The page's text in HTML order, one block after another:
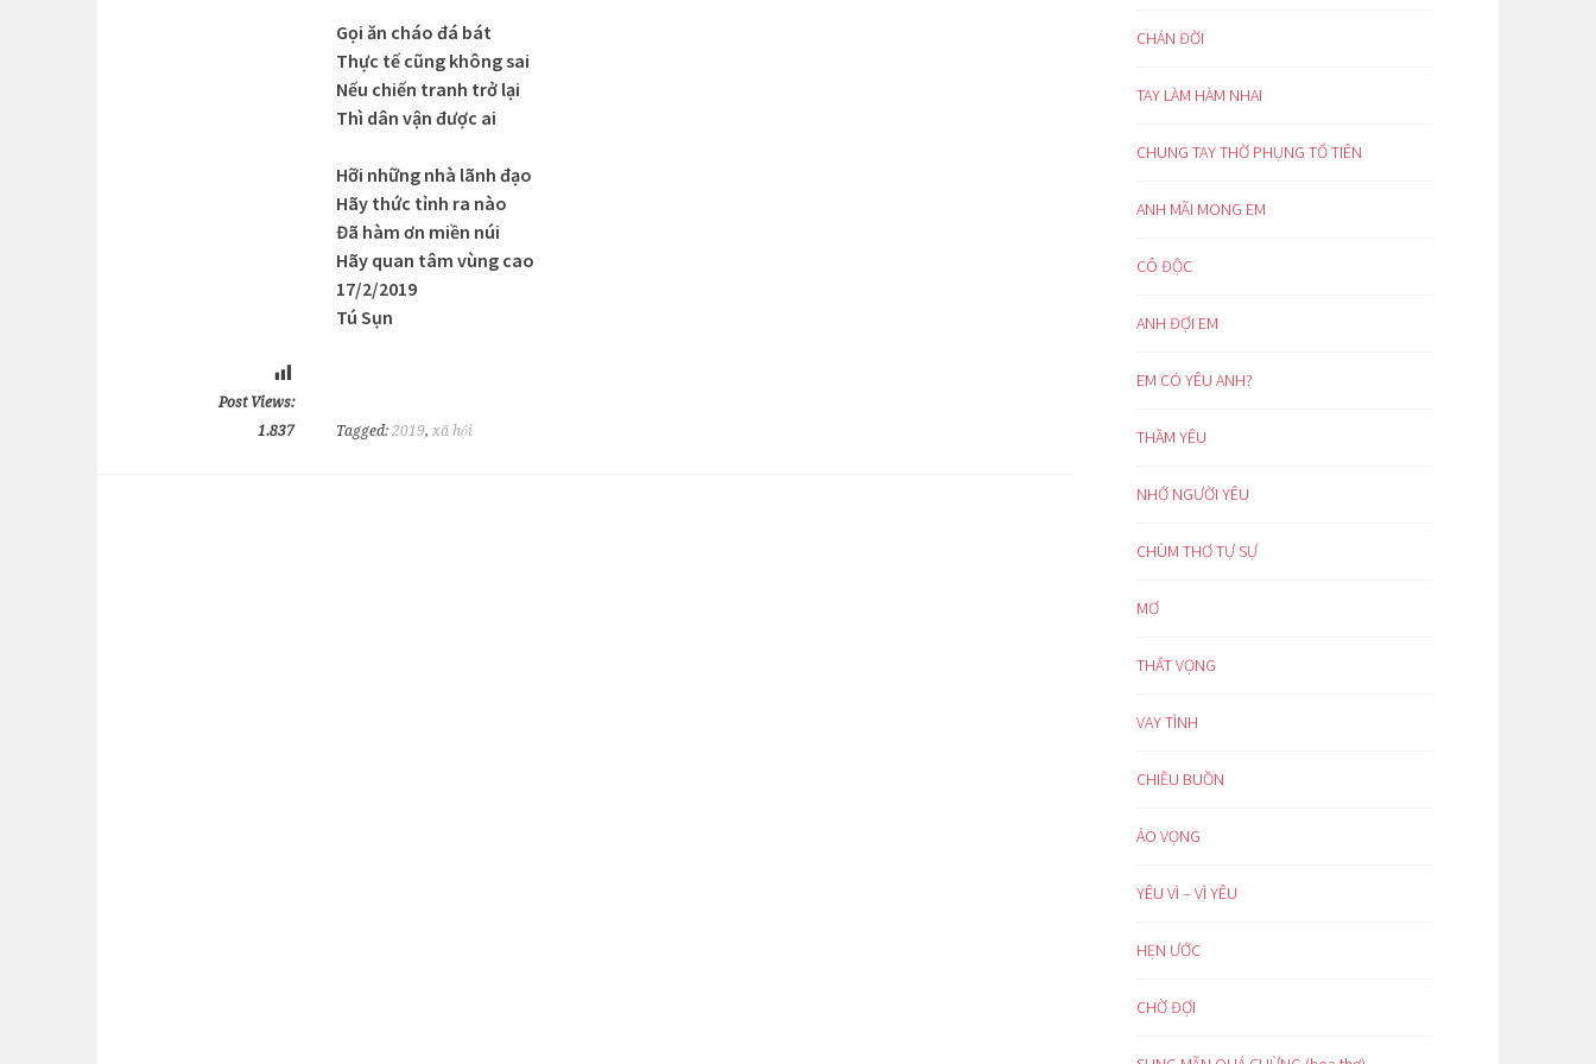
Gọi ăn cháo đá bát
Thực tế cũng không sai
Nếu chiến tranh trở lại
Thì dân vận được ai
Hỡi những nhà lãnh đạo
Hãy thức tỉnh ra nào
Đã hàm ơn miền núi
Hãy quan tâm vùng cao
17/2/2019
Tú Sụn
Post Views:
1.837
Tagged: 2019, xã hội
CHÁN ĐỜI
TAY LÀM HÀM NHAI
CHUNG TAY THỜ PHỤNG TỔ TIÊN
ANH MÃI MONG EM
CÔ ĐỘC
ANH ĐỢI EM
EM CÓ YÊU ANH?
THẦM YÊU
NHỚ NGƯỜI YÊU
CHÙM THƠ TỰ SỰ
MƠ
THẤT VỌNG
VAY TÌNH
CHIỀU BUỒN
ẢO VỌNG
YÊU VÌ – VÌ YÊU
HẸN ƯỚC
CHỜ ĐỢI